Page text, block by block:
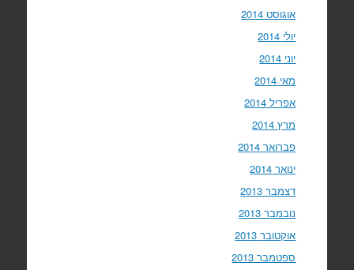
אוגוסט 2014
יולי 2014
יוני 2014
מאי 2014
אפריל 2014
מרץ 2014
פברואר 2014
ינואר 2014
דצמבר 2013
נובמבר 2013
אוקטובר 2013
ספטמבר 2013